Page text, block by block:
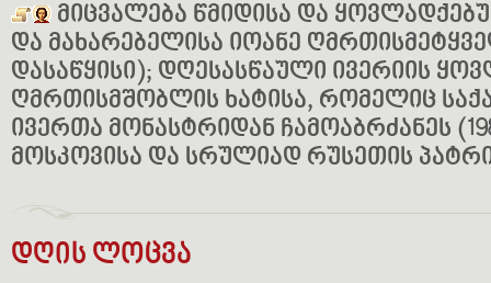
მიცვალება წმიდისა და
და მახარებელისა იოანე
დასაწყისი); დღესასწაული ივერიის
ღმრთისმშობლის ხატისა, რომელიც
ივერთა მონასტრიდან ჩამოაბრძანეს
მოსკოვისა და სრულიად რუსეთის
დღის ლოცვა